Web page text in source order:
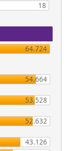
18
64.724
54.664
53.528
52.632
43.126